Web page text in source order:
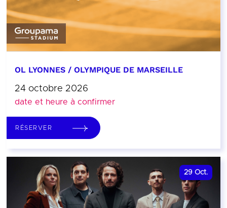
OL LYONNES / OLYMPIQUE DE MARSEILLE
24 octobre 2026
date et heure à confirmer
RÉSERVER
29 Oct.